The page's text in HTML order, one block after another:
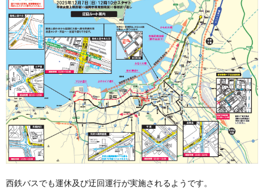
西鉄バスでも運休及び迂回運行が実施されるようです。